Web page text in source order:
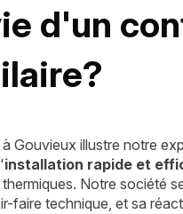
d'un
Gouvieux illustre notre
installation rapide et
Notre société
faire technique, et sa